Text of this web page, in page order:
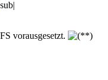
vorausgesetzt.